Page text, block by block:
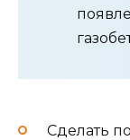
Сделать